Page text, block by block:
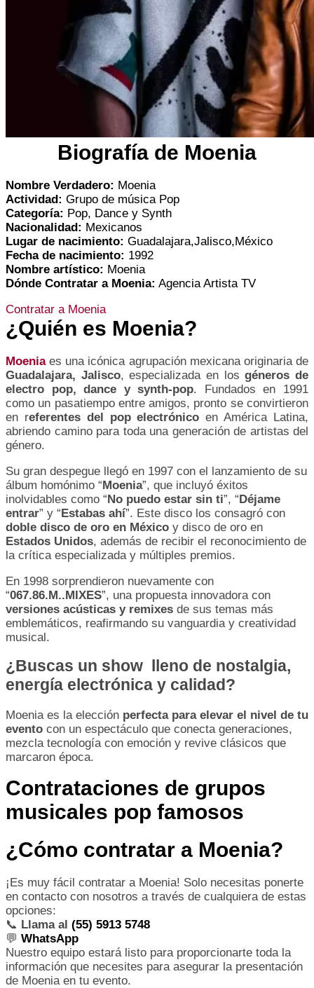
Biografía de Moenia
Nombre Verdadero: Moenia
Actividad: Grupo de música Pop
Categoría: Pop, Dance y Synth
Nacionalidad: Mexicanos
Lugar de nacimiento: Guadalajara,Jalisco,México
Fecha de nacimiento: 1992
Nombre artístico: Moenia
Dónde Contratar a Moenia: Agencia Artista TV
Contratar a Moenia
¿Quién es Moenia?
Moeniaes una icónica agrupación mexicana originaria de
Guadalajara, Jalisco, especializada en losgéneros de
electro pop, dance y synth-pop. Fundados en 1991
como un pasatiempo entre amigos, pronto se convirtieron
en referentes del pop electrónico en América Latina,
abriendo camino para toda una generación de artistas del
género.
Su gran despegue llegó en 1997 con el lanzamiento de su
álbum homónimo “Moenia”, que incluyó éxitos
inolvidables como “No puedo estar sin ti”, “Déjame
entrar” y “Estabas ahí”. Este disco los consagró con
doble disco de oro en México y disco de oro en
Estados Unidos, además de recibir el reconocimiento de
la crítica especializada y múltiples premios.
En 1998 sorprendieron nuevamente con
“067.86.M..MIXES”, una propuesta innovadora con
versiones acústicas y remixes de sus temas más
emblemáticos, reafirmando su vanguardia y creatividad
musical.
¿Buscas un show lleno de nostalgia,
energía electrónica y calidad?
Moenia es la elección perfecta para elevar el nivel de tu
evento con un espectáculo que conecta generaciones,
mezcla tecnología con emoción y revive clásicos que
marcaron época.
Contrataciones de grupos
musicales pop famosos
¿Cómo contratar a Moenia?
¡Es muy fácil contratar a Moenia! Solo necesitas ponerte
en contacto con nosotros a través de cualquiera de estas
opciones:
📞 Llama al (55) 5913 5748
💬 WhatsApp
Nuestro equipo estará listo para proporcionarte toda la
información que necesites para asegurar la presentación
de Moenia en tu evento.